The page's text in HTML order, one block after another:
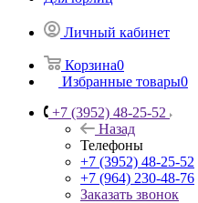
Личный кабинет
Корзина0
Избранные товары0
+7 (3952) 48-25-52
Назад
Телефоны
+7 (3952) 48-25-52
+7 (964) 230-48-76
Заказать звонок